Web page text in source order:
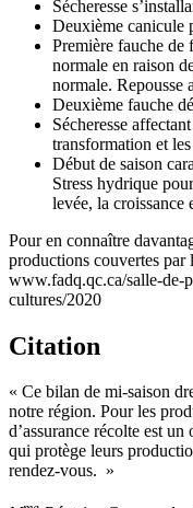
Sécheresse
Deuxième canicule
Première fauche de
normale en raison
normale. Repousse
Deuxième fauche
Sécheresse
transformation et
Début de saison
Stress hydrique
levée, la croissance
Pour en connaître
productions couvertes par
www.fadq.qc.ca/salle-de-
cultures/2020
Citation
« Ce bilan de mi-saison
notre région. Pour les
d’assurance récolte est
qui protège leurs
rendez-vous. »